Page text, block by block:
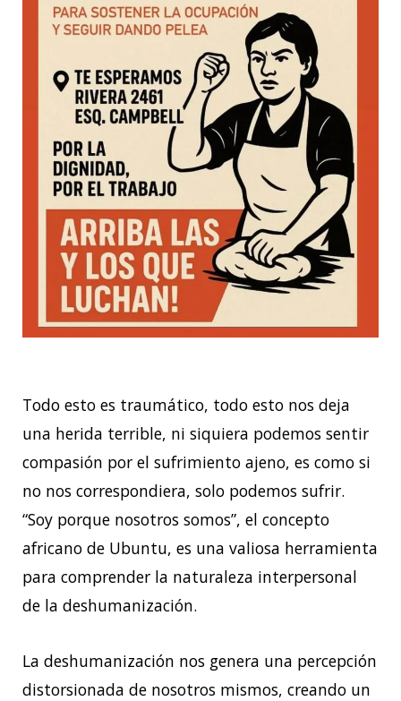
Todo esto es traumático, todo esto nos deja
una herida terrible, ni siquiera podemos sentir
compasión por el sufrimiento ajeno, es como si
no nos correspondiera, solo podemos sufrir.
“Soy porque nosotros somos”, el concepto
africano de Ubuntu, es una valiosa herramienta
para comprender la naturaleza interpersonal
de la deshumanización.
La deshumanización nos genera una percepción
distorsionada de nosotros mismos, creando un